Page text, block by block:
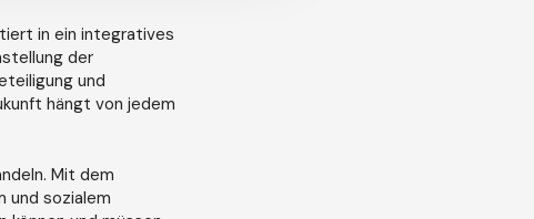
in ein integratives
der
und
hängt von jedem
Mit dem
und sozialem